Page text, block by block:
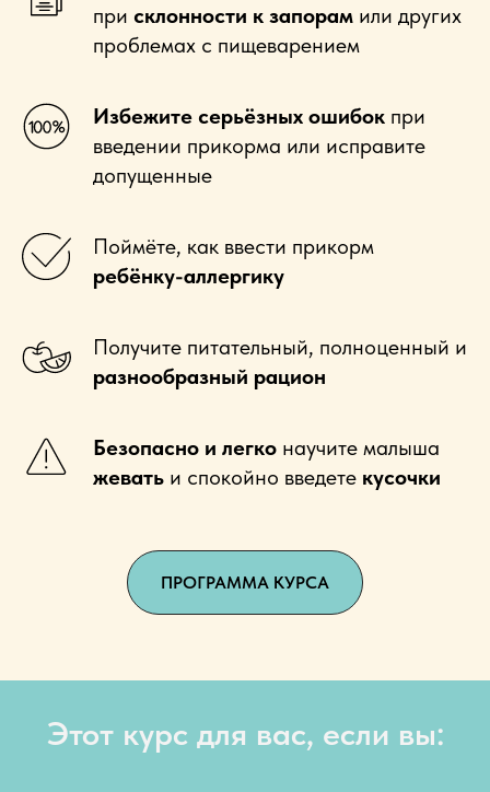
при склонности к запорам или других
проблемах с пищеварением
Избежите серьёзных ошибок при
введении прикорма или исправите
допущенные
Поймёте, как ввести прикорм
ребёнку-аллергику
Получите питательный, полноценный и
разнообразный рацион
Безопасно и легко научите малыша
жевать и спокойно введете кусочки
ПРОГРАММА КУРСА
Этот курс для вас, если вы: